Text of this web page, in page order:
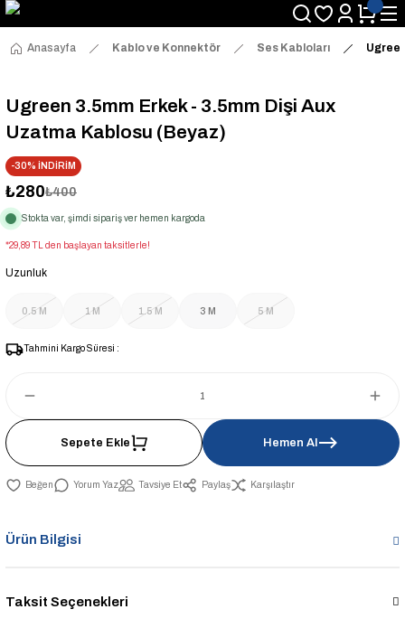
Anasayfa Kablo ve Konnektör Ses Kabloları
Ugreen 3.5mm Erkek - 3.5mm Dişi Aux
Uzatma Kablosu (Beyaz)
-30% İNDİRİM
₺280₺400
Stokta var, şimdi sipariş ver hemen kargoda
*29,89 TL den başlayan taksitlerle!
Uzunluk
0.5 M 1 M 1.5 M 3 M 5 M
Tahmini Kargo Süresi :
Sepete Ekle Hemen Al
Yorum Yaz Tavsiye Et Paylaş Karşılaştır
Ürün Bilgisi
Taksit Seçenekleri